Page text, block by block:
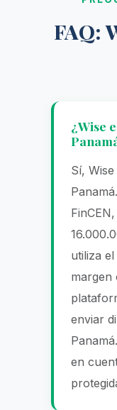
FAQ:
¿Wise
Sí,
utiliza
margen
enviar
en